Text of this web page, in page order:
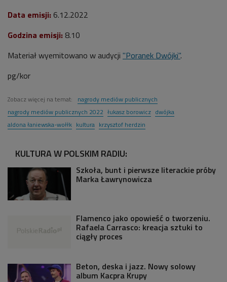
Data emisji: 6.12.2022
Godzina emisji: 8.10
Materiał wyemitowano w audycji "Poranek Dwójki".
pg/kor
Zobacz więcej na temat:
nagrody mediów publicznych
nagrody mediów publicznych 2022 łukasz borowicz dwójka
aldona łaniewska-wołłk kultura krzysztof herdzin
KULTURA W POLSKIM RADIU:
Szkoła, bunt i pierwsze literackie próby
Marka Ławrynowicza
Flamenco jako opowieść o tworzeniu.
Rafaela Carrasco: kreacja sztuki to
ciągły proces
Beton, deska i jazz. Nowy solowy
album Kacpra Krupy